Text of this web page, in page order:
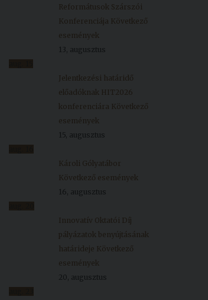
Reformátusok Szárszói
Konferenciája Következő
események
13, augusztus
Jelentkezési határidő
előadóknak HIT2026
konferenciára Következő
események
15, augusztus
Károli Gólyatábor
Következő események
16, augusztus
Innovatív Oktatói Díj
pályázatok benyújtásának
határideje Következő
események
20, augusztus